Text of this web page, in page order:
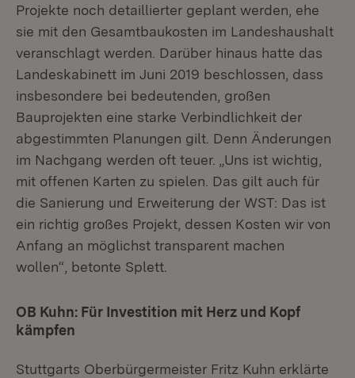
Projekte noch detaillierter geplant werden, ehe
sie mit den Gesamtbaukosten im Landeshaushalt
veranschlagt werden. Darüber hinaus hatte das
Landeskabinett im Juni 2019 beschlossen, dass
insbesondere bei bedeutenden, großen
Bauprojekten eine starke Verbindlichkeit der
abgestimmten Planungen gilt. Denn Änderungen
im Nachgang werden oft teuer. „Uns ist wichtig,
mit offenen Karten zu spielen. Das gilt auch für
die Sanierung und Erweiterung der WST: Das ist
ein richtig großes Projekt, dessen Kosten wir von
Anfang an möglichst transparent machen
wollen“, betonte Splett.
OB Kuhn: Für Investition mit Herz und Kopf
kämpfen
Stuttgarts Oberbürgermeister Fritz Kuhn erklärte